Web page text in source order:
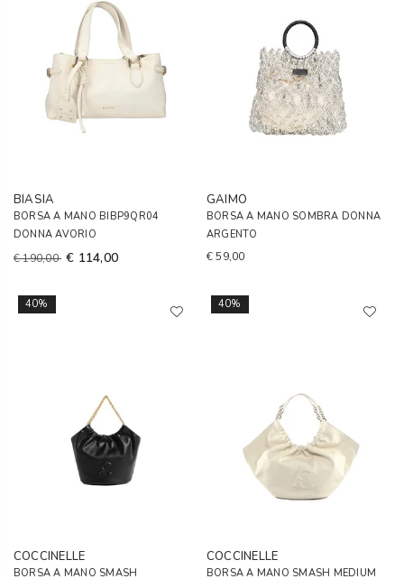
BIASIA
BORSA A MANO BIBP9QR04
DONNA AVORIO
€ 190,00 € 114,00
GAIMO
BORSA A MANO SOMBRA DONNA
ARGENTO
€ 59,00
40%
COCCINELLE
BORSA A MANO SMASH
40%
COCCINELLE
BORSA A MANO SMASH MEDIUM